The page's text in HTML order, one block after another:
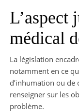
L’aspect
médical
La législation
notamment en ce
d’inhumation ou de
renseigner sur les
problème.